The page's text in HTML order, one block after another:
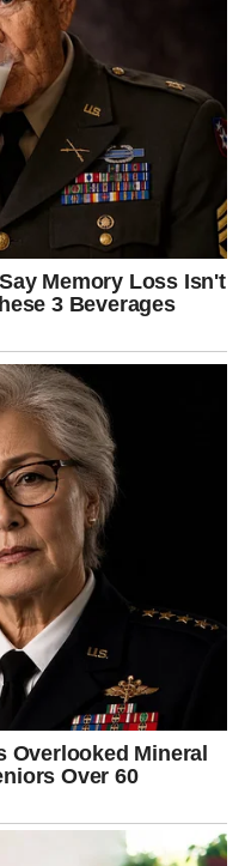
i intuitivan. Osećaš
teme i bliski odnosi
trenutak da rešiš nešto
– tražiš sigurnost, ali i
nežnost i osećaj da
ona te vodi tačno tamo
samopouzdanje. Osećaš
svojim životom. Ovo je
bez potrebe za
primećuje tvoj trud. U
Početak sedmice ti
ali moćan način.
za redom i
analitičan i spreman
trenutak za
racionalnih odluka. U
odnose – nema
počinje tako što ti
znaš gde stojiš.